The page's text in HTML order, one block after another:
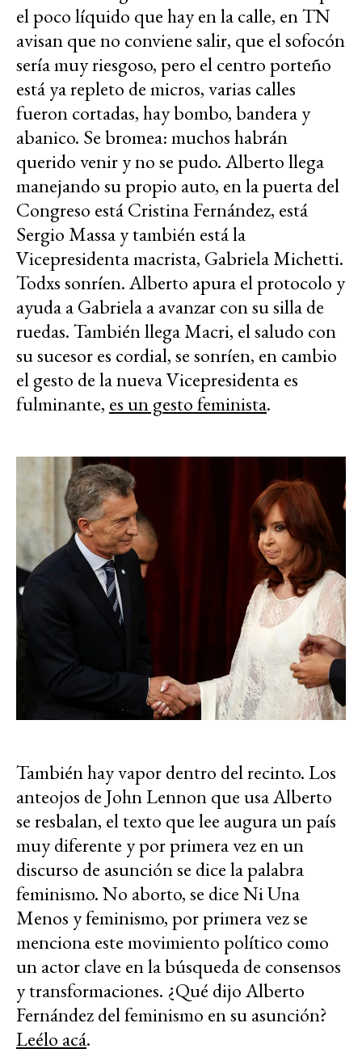
el poco líquido que hay en la calle, en TN
avisan que no conviene salir, que el sofocón
sería muy riesgoso, pero el centro porteño
está ya repleto de micros, varias calles
fueron cortadas, hay bombo, bandera y
abanico. Se bromea: muchos habrán
querido venir y no se pudo. Alberto llega
manejando su propio auto, en la puerta del
Congreso está Cristina Fernández, está
Sergio Massa y también está la
Vicepresidenta macrista, Gabriela Michetti.
Todxs sonríen. Alberto apura el protocolo y
ayuda a Gabriela a avanzar con su silla de
ruedas. También llega Macri, el saludo con
su sucesor es cordial, se sonríen, en cambio
el gesto de la nueva Vicepresidenta es
fulminante, es un gesto feminista.
También hay vapor dentro del recinto. Los
anteojos de John Lennon que usa Alberto
se resbalan, el texto que lee augura un país
muy diferente y por primera vez en un
discurso de asunción se dice la palabra
feminismo. No aborto, se dice Ni Una
Menos y feminismo, por primera vez se
menciona este movimiento político como
un actor clave en la búsqueda de consensos
y transformaciones. ¿Qué dijo Alberto
Fernández del feminismo en su asunción?
Leélo acá.